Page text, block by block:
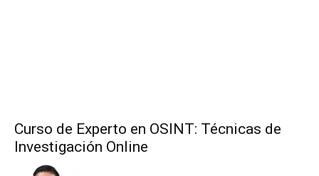
Curso de Experto en OSINT: Técnicas de
Investigación Online